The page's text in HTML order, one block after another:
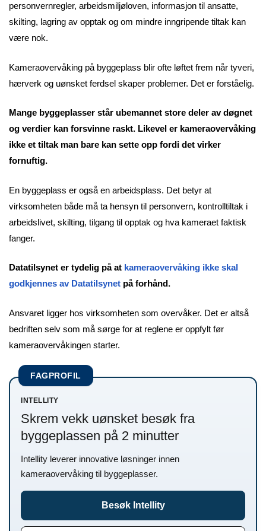
personvernregler, arbeidsmiljøloven, informasjon til ansatte,
skilting, lagring av opptak og om mindre inngripende tiltak kan
være nok.
Kameraovervåking på byggeplass blir ofte løftet frem når tyveri,
hærverk og uønsket ferdsel skaper problemer. Det er forståelig.
Mange byggeplasser står ubemannet store deler av døgnet
og verdier kan forsvinne raskt. Likevel er kameraovervåking
ikke et tiltak man bare kan sette opp fordi det virker
fornuftig.
En byggeplass er også en arbeidsplass. Det betyr at
virksomheten både må ta hensyn til personvern, kontrolltiltak i
arbeidslivet, skilting, tilgang til opptak og hva kameraet faktisk
fanger.
Datatilsynet er tydelig på at kameraovervåking ikke skal
godkjennes av Datatilsynet på forhånd.
Ansvaret ligger hos virksomheten som overvåker. Det er altså
bedriften selv som må sørge for at reglene er oppfylt før
kameraovervåkingen starter.
FAGPROFIL
INTELLITY
Skrem vekk uønsket besøk fra
byggeplassen på 2 minutter
Intellity leverer innovative løsninger innen
kameraovervåking til byggeplasser.
Besøk Intellity